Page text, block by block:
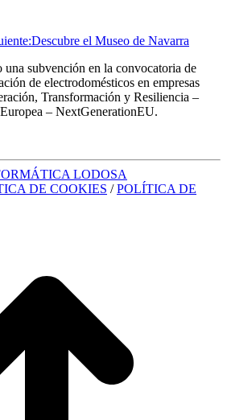
Descubre el Museo de Navarra
una subvención en la convocatoria de
de electrodomésticos en empresas
Transformación y Resiliencia –
– NextGenerationEU.
LODOSA
DE COOKIES /POLÍTICA DE